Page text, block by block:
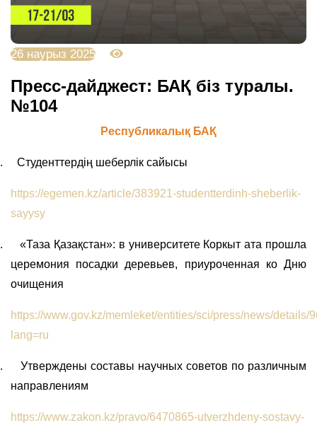
26 наурыз 2025
Пресс-дайджест: БАҚ біз туралы.
№104
Республикалық БАҚ
Студенттердің шеберлік сайысы
https://egemen.kz/article/383921-studentterdinh-sheberlik-
sayysy
«Таза Қазақстан»: в университете Коркыт ата прошла
церемония посадки деревьев, приуроченная ко Дню
очищения
https://www.gov.kz/memleket/entities/sci/press/news/details/
lang=ru
Утверждены составы научных советов по различным
направлениям
https://www.zakon.kz/pravo/6470865-utverzhdeny-sostavy-